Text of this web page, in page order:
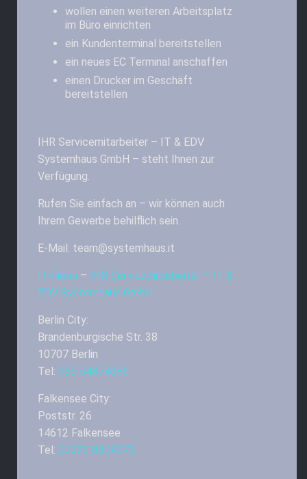
wollen einen weiteren Arbeitsplatz
im Büro einrichten
ein Kundenterminal bereitstellen
ein neues EC Terminal anschaffen
einen Drucker im Geschäft
bereitstellen
IHR Servicemitarbeiter – IT & EDV
Systemhaus GmbH – steht Ihnen zur
Verfügung.
Rufen Sie einfach an – wir können auch
Ihrem Gewerbe behilflich sein.
E-Mail: team@systemhaus.it
IT Firma – IHR Servicemitarbeiter – IT &
EDV Systemhaus GmbH
Berlin City:
Brandenburgische Str. 38
10707 Berlin
Tel: 030 54874086
Falkensee City:
Poststr. 26
14612 Falkensee
Tel: 03322 8509070